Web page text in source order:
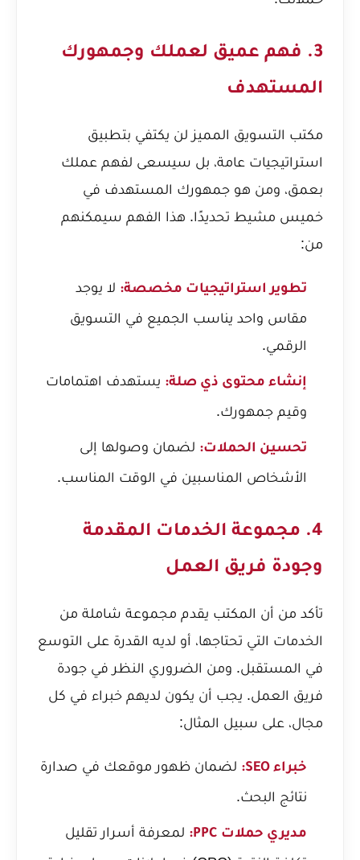
3. فهم عميق لعملك وجمهورك
المستهدف
مكتب التسويق المميز لن يكتفي بتطبيق
استراتيجيات عامة، بل سيسعى لفهم عملك
بعمق، ومن هو جمهورك المستهدف في
خميس مشيط تحديدًا. هذا الفهم سيمكنهم
من:
تطوير استراتيجيات مخصصة: لا يوجد
مقاس واحد يناسب الجميع في التسويق
الرقمي.
إنشاء محتوى ذي صلة: يستهدف اهتمامات
وقيم جمهورك.
تحسين الحملات: لضمان وصولها إلى
الأشخاص المناسبين في الوقت المناسب.
4. مجموعة الخدمات المقدمة
وجودة فريق العمل
تأكد من أن المكتب يقدم مجموعة شاملة من
الخدمات التي تحتاجها، أو لديه القدرة على التوسع
في المستقبل. ومن الضروري النظر في جودة
فريق العمل. يجب أن يكون لديهم خبراء في كل
مجال، على سبيل المثال:
خبراء SEO:
لضمان ظهور موقعك في صدارة
نتائج البحث.
مديري حملات PPC: لمعرفة أسرار تقليل